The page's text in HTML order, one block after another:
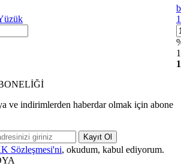
ve indirimlerden haberdar olmak için abone
Kayıt Ol
Sözleşmesi'ni, okudum, kabul ediyorum.